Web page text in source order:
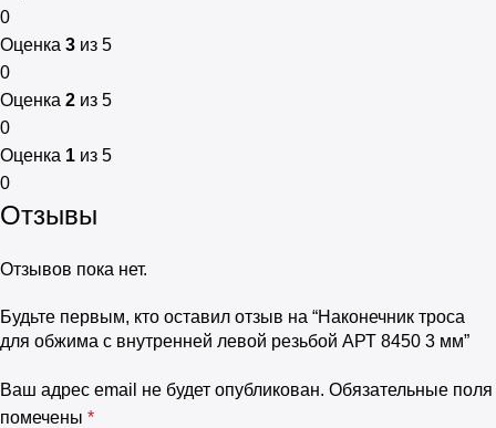
0
Оценка 3 из 5
0
Оценка 2 из 5
0
Оценка 1 из 5
0
Отзывы
Отзывов пока нет.
Будьте первым, кто оставил отзыв на “Наконечник троса
для обжима с внутренней левой резьбой АРТ 8450 3 мм”
Ваш адрес email не будет опубликован. Обязательные поля
помечены *